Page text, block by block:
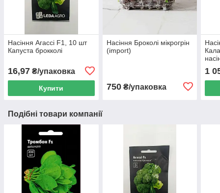
Насіння Агассі F1, 10 шт
Капуста брокколі
16,97 ₴/упаковка
Купити
Насіння Броколі мікрогрін
(import)
750₴/упаковка
1
Подібні товари компанії